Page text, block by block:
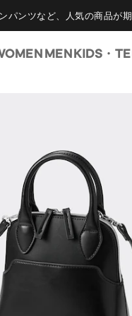
パンツなど、人気の商品が
MENKIDS・